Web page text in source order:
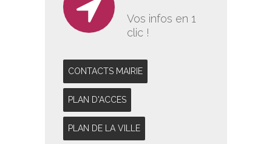
Vos infos en 1
clic !
CONTACTS MAIRIE
PLAN D'ACCES
PLAN DE LA VILLE